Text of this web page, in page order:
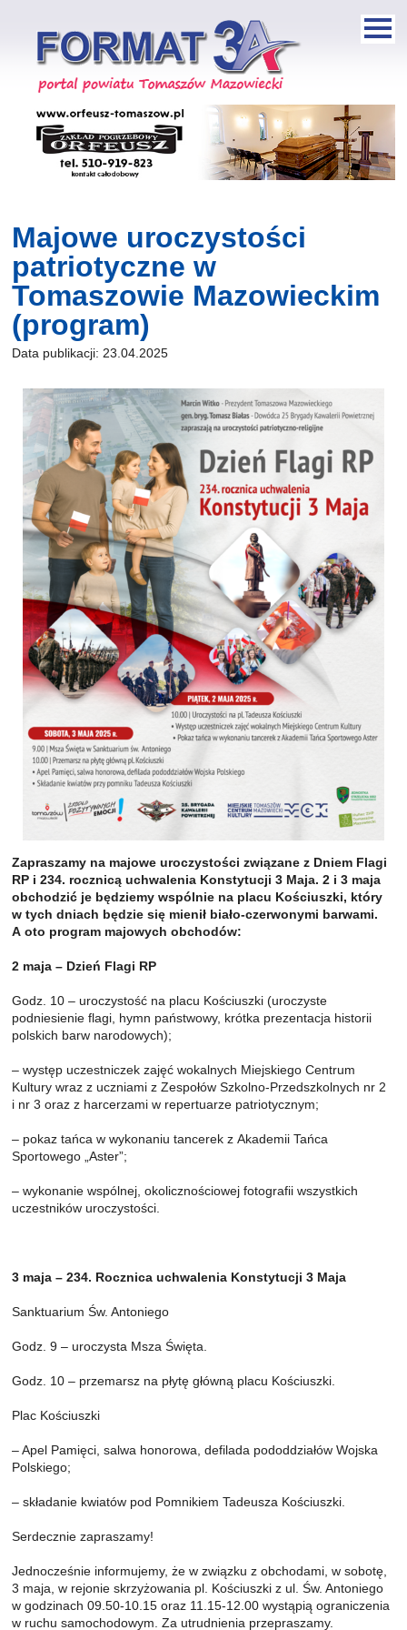
Majowe uroczystości
patriotyczne w
Tomaszowie Mazowieckim
(program)
Data publikacji: 23.04.2025
Zapraszamy na majowe uroczystości związane z Dniem Flagi
RP i 234. rocznicą uchwalenia Konstytucji 3 Maja. 2 i 3 maja
obchodzić je będziemy wspólnie na placu Kościuszki, który
w tych dniach będzie się mienił biało-czerwonymi barwami.
A oto program majowych obchodów:
2 maja – Dzień Flagi RP
Godz. 10 – uroczystość na placu Kościuszki (uroczyste
podniesienie flagi, hymn państwowy, krótka prezentacja historii
polskich barw narodowych);
– występ uczestniczek zajęć wokalnych Miejskiego Centrum
Kultury wraz z uczniami z Zespołów Szkolno-Przedszkolnych nr 2
i nr 3 oraz z harcerzami w repertuarze patriotycznym;
– pokaz tańca w wykonaniu tancerek z Akademii Tańca
Sportowego „Aster”;
– wykonanie wspólnej, okolicznościowej fotografii wszystkich
uczestników uroczystości.
3 maja – 234. Rocznica uchwalenia Konstytucji 3 Maja
Sanktuarium Św. Antoniego
Godz. 9 – uroczysta Msza Święta.
Godz. 10 – przemarsz na płytę główną placu Kościuszki.
Plac Kościuszki
– Apel Pamięci, salwa honorowa, defilada pododdziałów Wojska
Polskiego;
– składanie kwiatów pod Pomnikiem Tadeusza Kościuszki.
Serdecznie zapraszamy!
Jednocześnie informujemy, że w związku z obchodami, w sobotę,
3 maja, w rejonie skrzyżowania pl. Kościuszki z ul. Św. Antoniego
w godzinach 09.50-10.15 oraz 11.15-12.00 wystąpią ograniczenia
w ruchu samochodowym. Za utrudnienia przepraszamy.